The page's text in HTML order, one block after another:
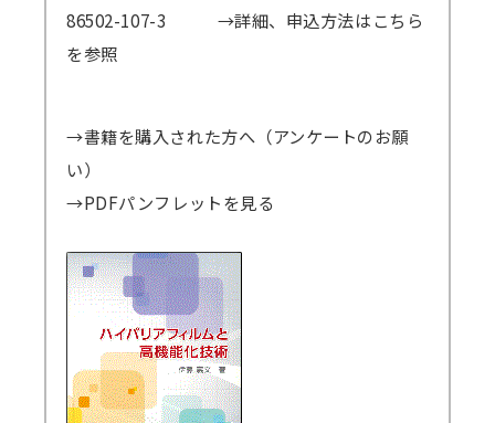
86502-107-3 →詳細、申込方法はこちら
を参照
→書籍を購入された方へ（アンケートのお願
い）
→PDFパンフレットを見る